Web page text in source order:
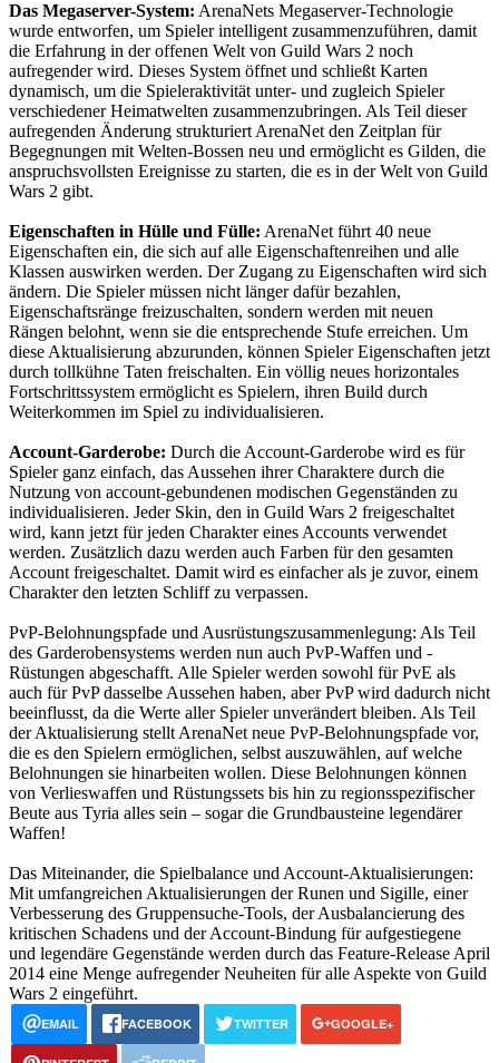
Das Megaserver-System: ArenaNets Megaserver-Technologie
wurde entworfen, um Spieler intelligent zusammenzuführen, damit
die Erfahrung in der offenen Welt von Guild Wars 2 noch
aufregender wird. Dieses System öffnet und schließt Karten
dynamisch, um die Spieleraktivität unter- und zugleich Spieler
verschiedener Heimatwelten zusammenzubringen. Als Teil dieser
aufregenden Änderung strukturiert ArenaNet den Zeitplan für
Begegnungen mit Welten-Bossen neu und ermöglicht es Gilden, die
anspruchsvollsten Ereignisse zu starten, die es in der Welt von Guild
Wars 2 gibt.
Eigenschaften in Hülle und Fülle: ArenaNet führt 40 neue
Eigenschaften ein, die sich auf alle Eigenschaftenreihen und alle
Klassen auswirken werden. Der Zugang zu Eigenschaften wird sich
ändern. Die Spieler müssen nicht länger dafür bezahlen,
Eigenschaftsränge freizuschalten, sondern werden mit neuen
Rängen belohnt, wenn sie die entsprechende Stufe erreichen. Um
diese Aktualisierung abzurunden, können Spieler Eigenschaften jetzt
durch tollkühne Taten freischalten. Ein völlig neues horizontales
Fortschrittssystem ermöglicht es Spielern, ihren Build durch
Weiterkommen im Spiel zu individualisieren.
Account-Garderobe: Durch die Account-Garderobe wird es für
Spieler ganz einfach, das Aussehen ihrer Charaktere durch die
Nutzung von account-gebundenen modischen Gegenständen zu
individualisieren. Jeder Skin, den in Guild Wars 2 freigeschaltet
wird, kann jetzt für jeden Charakter eines Accounts verwendet
werden. Zusätzlich dazu werden auch Farben für den gesamten
Account freigeschaltet. Damit wird es einfacher als je zuvor, einem
Charakter den letzten Schliff zu verpassen.
PvP-Belohnungspfade und Ausrüstungszusammenlegung: Als Teil
des Garderobensystems werden nun auch PvP-Waffen und -
Rüstungen abgeschafft. Alle Spieler werden sowohl für PvE als
auch für PvP dasselbe Aussehen haben, aber PvP wird dadurch nicht
beeinflusst, da die Werte aller Spieler unverändert bleiben. Als Teil
der Aktualisierung stellt ArenaNet neue PvP-Belohnungspfade vor,
die es den Spielern ermöglichen, selbst auszuwählen, auf welche
Belohnungen sie hinarbeiten wollen. Diese Belohnungen können
von Verlieswaffen und Rüstungssets bis hin zu regionsspezifischer
Beute aus Tyria alles sein – sogar die Grundbausteine legendärer
Waffen!
Das Miteinander, die Spielbalance und Account-Aktualisierungen:
Mit umfangreichen Aktualisierungen der Runen und Sigille, einer
Verbesserung des Gruppensuche-Tools, der Ausbalancierung des
kritischen Schadens und der Account-Bindung für aufgestiegene
und legendäre Gegenstände werden durch das Feature-Release April
2014 eine Menge aufregender Neuheiten für alle Aspekte von Guild
Wars 2 eingeführt.
EMAIL FACEBOOK TWITTER GOOGLE+